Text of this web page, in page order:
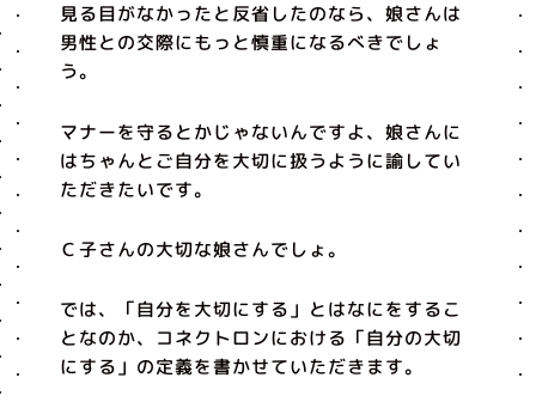
見る目がなかったと反省したのなら、娘さんは
男性との交際にもっと慎重になるべきでしょ
う。
マナーを守るとかじゃないんですよ、娘さんに
はちゃんとご自分を大切に扱うように諭してい
ただきたいです。
Ｃ子さんの大切な娘さんでしょ。
では、「自分を大切にする」とはなにをするこ
となのか、コネクトロンにおける「自分の大切
にする」の定義を書かせていただきます。